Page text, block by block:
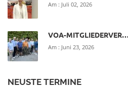
Am : Juli 02, 2026
VOA-
Am : Juni 23, 2026
NEUSTE TERMINE